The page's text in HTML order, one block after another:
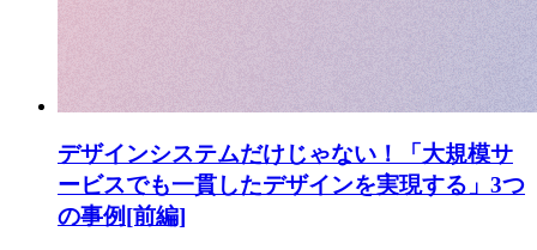
デザインシステムだけじゃない！「大規模サ
ービスでも一貫したデザインを実現する」3つ
の事例[前編]